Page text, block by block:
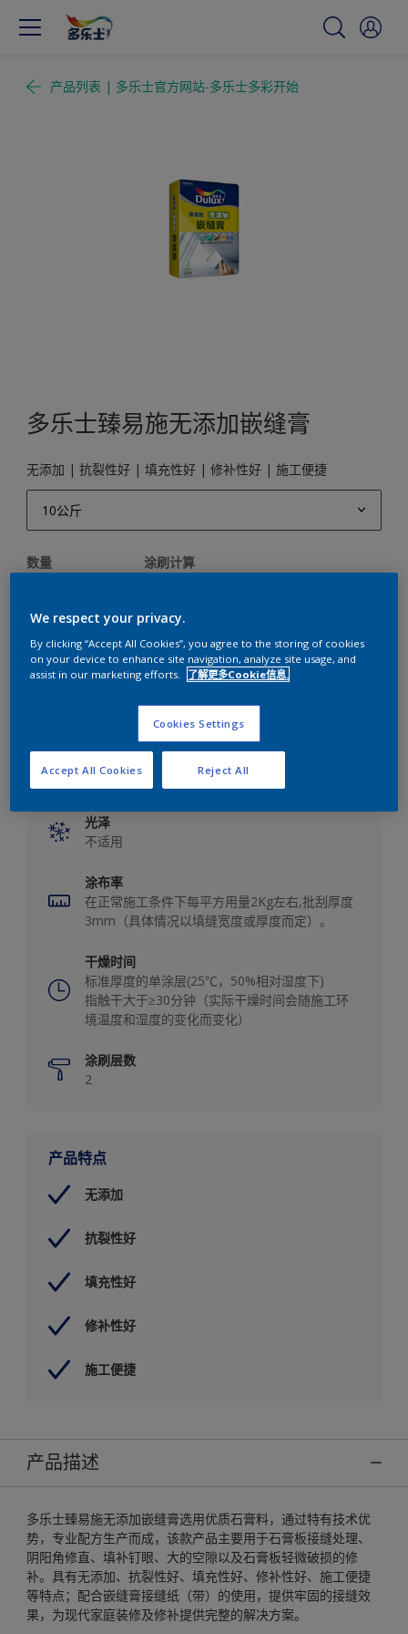
产品列表 | 多乐士官方网站-多乐士多彩开始
多乐士臻易施无添加嵌缝膏
无添加 | 抗裂性好 | 填充性好 | 修补性好 | 施工便捷
10公斤
18公斤
20公斤
数量 涂刷计算
添加到工作区 查找店铺
关键信息
光泽
不适用
涂布率
在正常施工条件下每平方用量2Kg左右,批刮厚度
3mm（具体情况以填缝宽度或厚度而定）。
干燥时间
标准厚度的单涂层(25℃，50%相对湿度下)
指触干大于≥30分钟（实际干燥时间会随施工环
境温度和湿度的变化而变化）
涂刷层数
2
产品特点
无添加
抗裂性好
填充性好
修补性好
施工便捷
产品描述
多乐士臻易施无添加嵌缝膏选用优质石膏料，通过特有技术优
势，专业配方生产而成，该款产品主要用于石膏板接缝处理、
阴阳角修直、填补钉眼、大的空隙以及石膏板轻微破损的修
补。具有无添加、抗裂性好、填充性好、修补性好、施工便捷
等特点；配合嵌缝膏接缝纸（带）的使用，提供牢固的接缝效
果，为现代家庭装修及修补提供完整的解决方案。
We respect your privacy.
By clicking “Accept All Cookies”, you agree to the storing of cookies
on your device to enhance site navigation, analyze site usage, and
assist in our marketing efforts.
了解更多Cookie信息.
Cookies Settings
Reject All
Accept All Cookies